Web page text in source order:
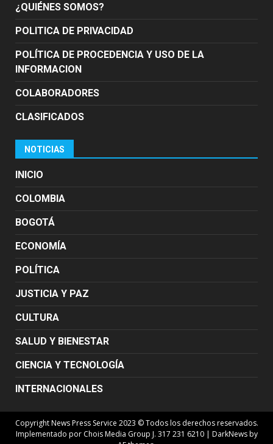
¿QUIÉNES SOMOS?
POLITICA DE PRIVACIDAD
POLÍTICA DE PROCEDENCIA Y USO DE LA
INFORMACION
COLABORADORES
CLASIFICADOS
NOTICIAS
INICIO
COLOMBIA
BOGOTÁ
ECONOMÍA
POLÍTICA
JUSTICIA Y PAZ
CULTURA
SALUD Y BIENESTAR
CIENCIA Y TECNOLOGÍA
INTERNACIONALES
Copyright News Press Service 2023 © Todos los derechos reservados.
Implementado por Chois Media Group J. 317 231 6210 | DarkNewsby